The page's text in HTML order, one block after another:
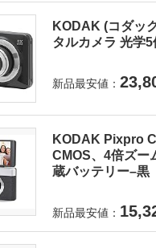
KODAK (コダッ
タルカメラ 光学
新品最安値：
KODAK Pixpro
CMOS、4倍ズー
蔵バッテリー–黒
新品最安値：